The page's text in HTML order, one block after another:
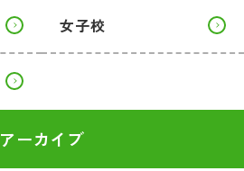
女子校
アーカイブ